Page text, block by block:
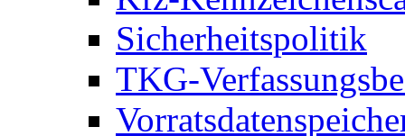
Sicherheitspolitik
TKG-